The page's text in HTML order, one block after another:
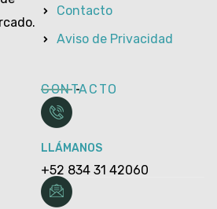
Contacto
Aviso de Privacidad
CONTACTO
LLÁMANOS
+52 834 31 42060